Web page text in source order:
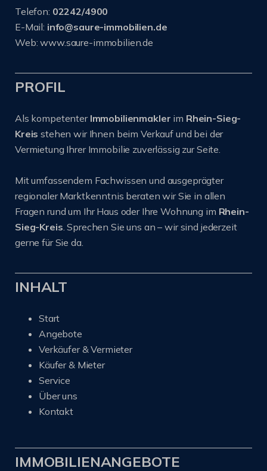
Telefon: 02242/4900
E-Mail: info@saure-immobilien.de
Web: www.saure-immobilien.de
PROFIL
Als kompetenter Immobilienmakler im Rhein-Sieg-
Kreisstehen wir Ihnen beim Verkauf und bei der
Vermietung Ihrer Immobilie zuverlässig zur Seite.
Mit umfassendem Fachwissen und ausgeprägter
regionaler Marktkenntnis beraten wir Sie in allen
Fragen rund um Ihr Haus oder Ihre Wohnung im Rhein-
Sieg-Kreis. Sprechen Sie uns an – wir sind jederzeit
gerne für Sie da.
INHALT
Start
Angebote
Verkäufer & Vermieter
Käufer & Mieter
Service
Über uns
Kontakt
IMMOBILIENANGEBOTE